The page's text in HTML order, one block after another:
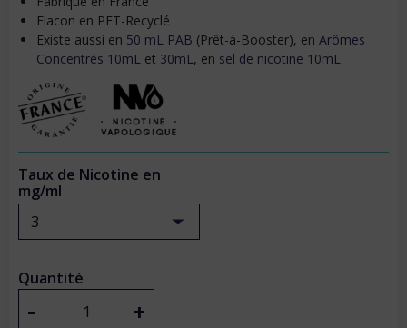
Flacon en PET-Recyclé
Existe aussi en 50 mL PAB (Prêt-à-Booster), en Arômes
Concentrés 10mL et 30mL, en sel de nicotine 10mL
Taux de Nicotine en
mg/ml
3
Quantité
+
-